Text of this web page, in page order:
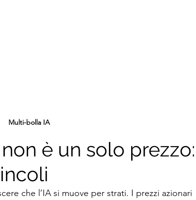
Multi-bolla IA
è un solo prezzo:
che l’IA si muove per strati. I prezzi azionari